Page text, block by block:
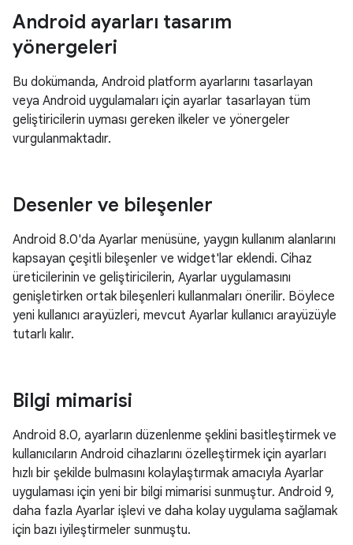
Android ayarları tasarım
yönergeleri
Bu dokümanda, Android platform ayarlarını tasarlayan
veya Android uygulamaları için ayarlar tasarlayan tüm
geliştiricilerin uyması gereken ilkeler ve yönergeler
vurgulanmaktadır.
Desenler ve bileşenler
Android 8.0'da Ayarlar menüsüne, yaygın kullanım alanlarını
kapsayan çeşitli bileşenler ve widget'lar eklendi. Cihaz
üreticilerinin ve geliştiricilerin, Ayarlar uygulamasını
genişletirken ortak bileşenleri kullanmaları önerilir. Böylece
yeni kullanıcı arayüzleri, mevcut Ayarlar kullanıcı arayüzüyle
tutarlı kalır.
Bilgi mimarisi
Android 8.0, ayarların düzenlenme şeklini basitleştirmek ve
kullanıcıların Android cihazlarını özelleştirmek için ayarları
hızlı bir şekilde bulmasını kolaylaştırmak amacıyla Ayarlar
uygulaması için yeni bir bilgi mimarisi sunmuştur. Android 9,
daha fazla Ayarlar işlevi ve daha kolay uygulama sağlamak
için bazı iyileştirmeler sunmuştu.